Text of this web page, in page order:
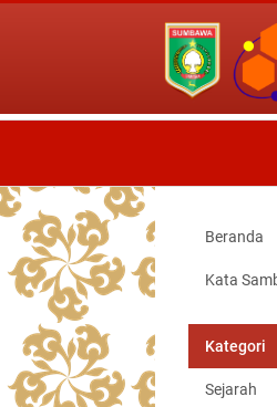
Beranda
Kata
Kategori
Sejarah